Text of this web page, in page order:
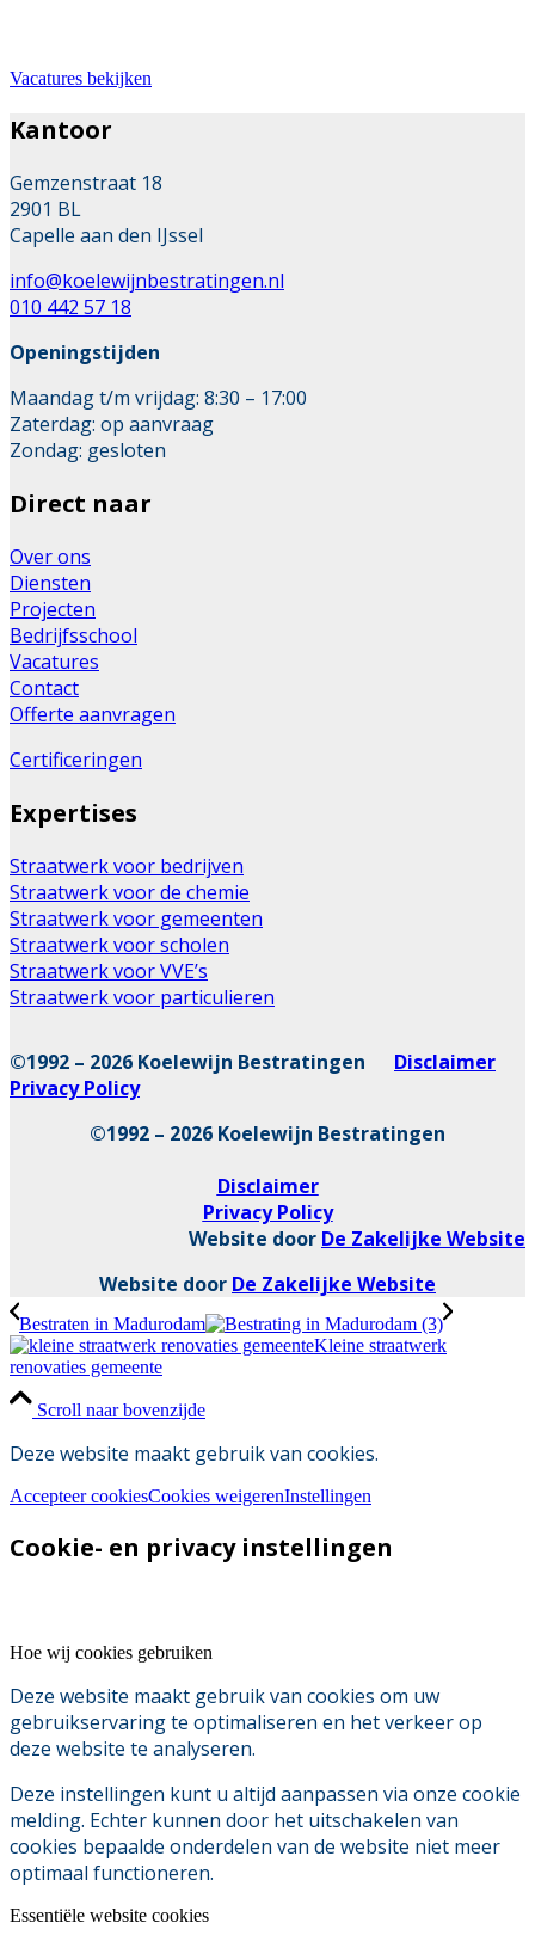
Vacatures bekijken
Kantoor
Gemzenstraat 18
2901 BL
Capelle aan den IJssel
info@koelewijnbestratingen.nl
010 442 57 18
Openingstijden
Maandag t/m vrijdag: 8:30 – 17:00
Zaterdag: op aanvraag
Zondag: gesloten
Direct naar
Over ons
Diensten
Projecten
Bedrijfsschool
Vacatures
Contact
Offerte aanvragen
Certificeringen
Expertises
Straatwerk voor bedrijven
Straatwerk voor de chemie
Straatwerk voor gemeenten
Straatwerk voor scholen
Straatwerk voor VVE’s
Straatwerk voor particulieren
©1992 – 2026 Koelewijn Bestratingen Disclaimer
Privacy Policy
©1992 – 2026 Koelewijn Bestratingen
Disclaimer
Privacy Policy
Website door De Zakelijke Website
Website door De Zakelijke Website
Bestraten in Madurodam
Kleine straatwerk
renovaties gemeente
Scroll naar bovenzijde
Deze website maakt gebruik van cookies.
Accepteer cookiesCookies weigerenInstellingen
Cookie- en privacy instellingen
Hoe wij cookies gebruiken
Deze website maakt gebruik van cookies om uw
gebruikservaring te optimaliseren en het verkeer op
deze website te analyseren.
Deze instellingen kunt u altijd aanpassen via onze cookie
melding. Echter kunnen door het uitschakelen van
cookies bepaalde onderdelen van de website niet meer
optimaal functioneren.
Essentiële website cookies